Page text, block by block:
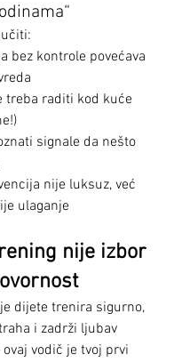
bez kontrole povećava
treba raditi kod kuće
signale da nešto
nije luksuz, već
ulaganje
nije izbor
dijete trenira sigurno,
i zadrži ljubav
vodič je tvoj prvi